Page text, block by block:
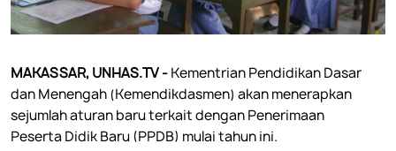
MAKASSAR, UNHAS.TV -Kementrian Pendidikan Dasar
dan Menengah (Kemendikdasmen) akan menerapkan
sejumlah aturan baru terkait dengan Penerimaan
Peserta Didik Baru (PPDB) mulai tahun ini.